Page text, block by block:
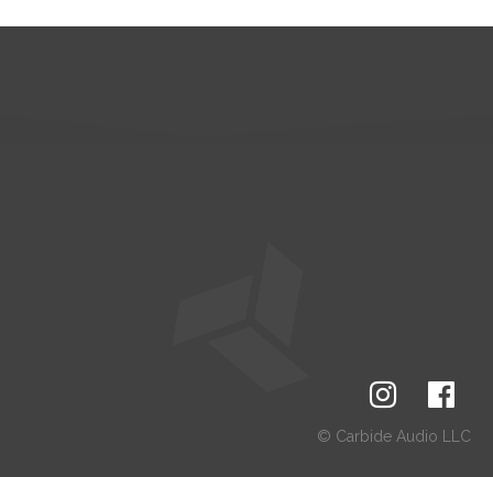
© Carbide Audio LLC